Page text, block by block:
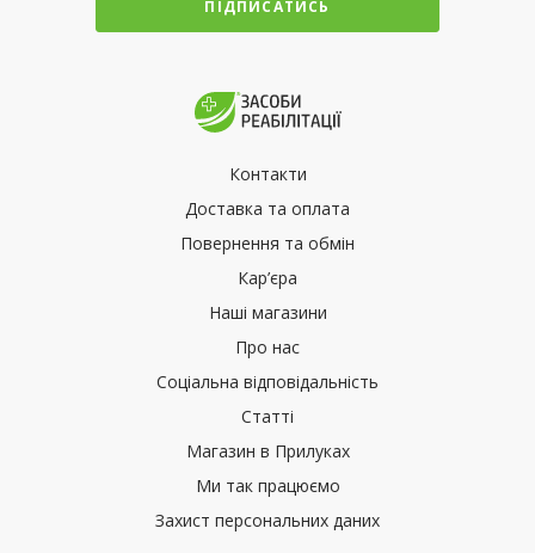
ПІДПИСАТИСЬ
Контакти
Доставка та оплата
Повернення та обмін
Кар’єра
Наші магазини
Про нас
Соціальна відповідальність
Статті
Магазин в Прилуках
Ми так працюємо
Захист персональних даних